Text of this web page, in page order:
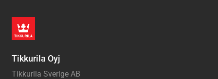
Tikkurila Oyj
Tikkurila Sverige AB